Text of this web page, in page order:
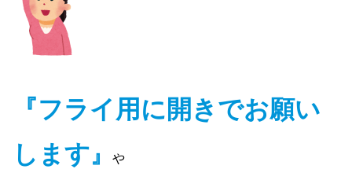
『フライ用に開きでお願い
します』 や